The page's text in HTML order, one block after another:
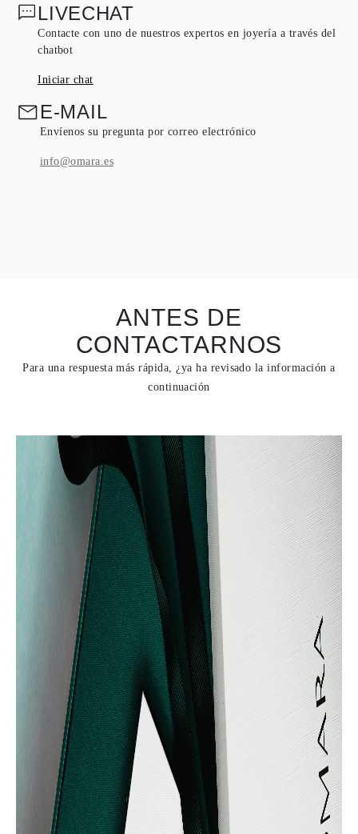
LIVECHAT
Contacte con uno de nuestros expertos en joyería a través del
chatbot
Iniciar chat
E-MAIL
Envíenos su pregunta por correo electrónico
info@omara.es
ANTES DE
CONTACTARNOS
Para una respuesta más rápida, ¿ya ha revisado la información a
continuación